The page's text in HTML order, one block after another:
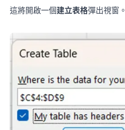
這將開啟一個建立表格彈出視窗。